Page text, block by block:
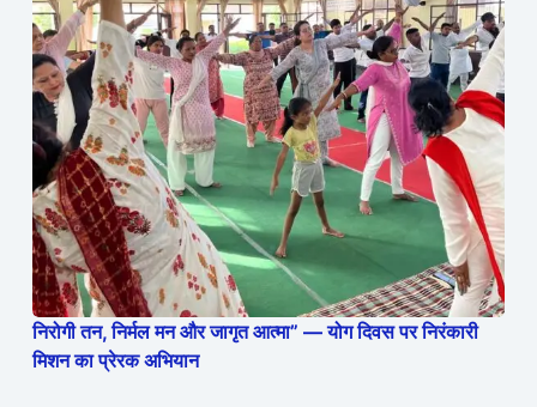
निरोगी तन, निर्मल मन और जागृत आत्मा” — योग दिवस पर निरंकारी
मिशन का प्रेरक अभियान